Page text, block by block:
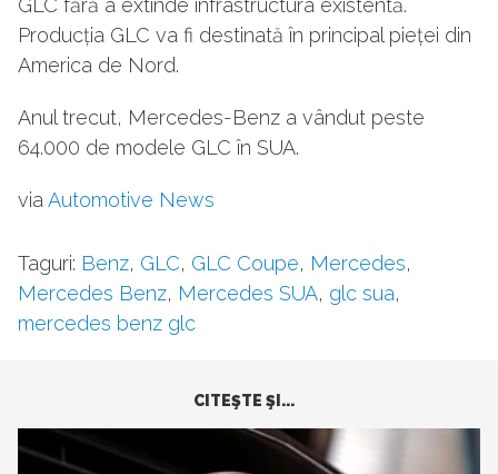
GLC fără a extinde infrastructura existentă.
Producția GLC va fi destinată în principal pieței din
America de Nord.
Anul trecut, Mercedes-Benz a vândut peste
64.000 de modele GLC în SUA.
via Automotive News
Taguri: Benz, GLC, GLC Coupe, Mercedes,
Mercedes Benz, Mercedes SUA, glc sua,
mercedes benz glc
CITEŞTE ŞI...